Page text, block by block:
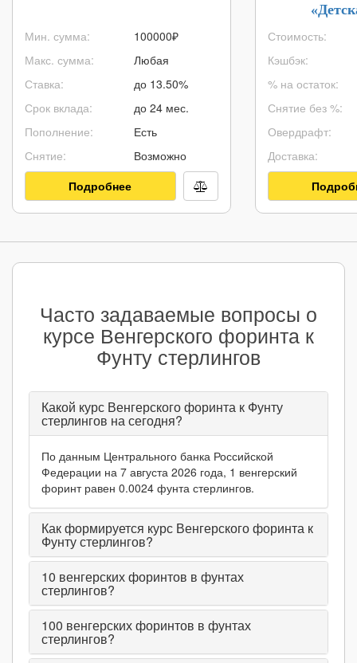
Мин. сумма:
Макс. сумма:
Ставка:
Срок вклада:
Пополнение:
Снятие:
100000₽
Любая
до 13.50%
до 24 мес.
Есть
Возможно
Подробнее
Стоимость:
Кэшбэк:
% на остаток:
Снятие без %:
Овердрафт:
Доставка:
Часто задаваемые вопросы о
курсе Венгерского форинта к
Фунту стерлингов
Какой курс Венгерского форинта к Фунту
стерлингов на сегодня?
По данным Центрального банка Российской
Федерации на 7 августа 2026 года, 1 венгерский
форинт равен 0.0024 фунта стерлингов.
Как формируется курс Венгерского форинта к
Фунту стерлингов?
10 венгерских форинтов в фунтах
стерлингов?
100 венгерских форинтов в фунтах
стерлингов?